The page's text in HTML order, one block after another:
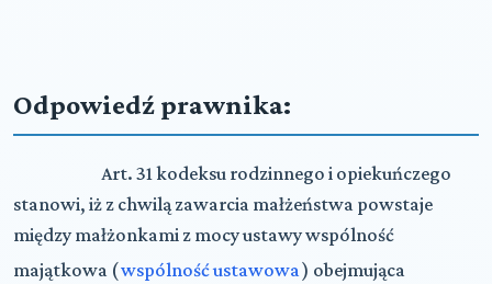
Odpowiedź prawnika:
Art. 31 kodeksu rodzinnego i opiekuńczego
stanowi, iż z chwilą zawarcia małżeństwa powstaje
między małżonkami z mocy ustawy wspólność
majątkowa (wspólność ustawowa ) obejmująca